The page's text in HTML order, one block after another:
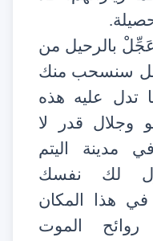
عَجِّلْ بالرحيل من
سنسحب منك
تدل عليه هذه
قدر لا
مدينة اليتم
لك نفسك
في هذا المكان
روائح الموت